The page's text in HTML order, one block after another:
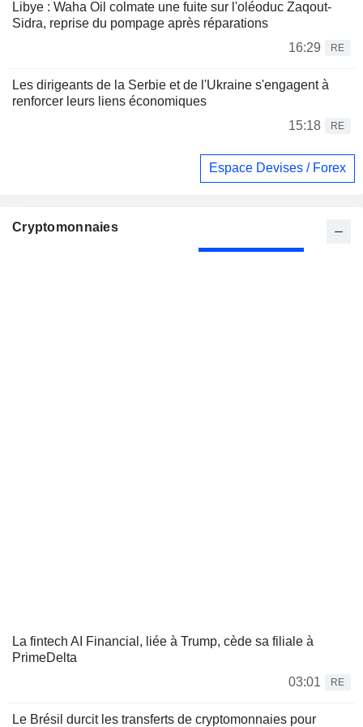
Libye : Waha Oil colmate une fuite sur l'oléoduc Zaqout-
Sidra, reprise du pompage après réparations
16:29
RE
Les dirigeants de la Serbie et de l'Ukraine s'engagent à
renforcer leurs liens économiques
15:18
RE
Espace Devises / Forex
Cryptomonnaies
La fintech AI Financial, liée à Trump, cède sa filiale à
PrimeDelta
03:01
RE
Le Brésil durcit les transferts de cryptomonnaies pour